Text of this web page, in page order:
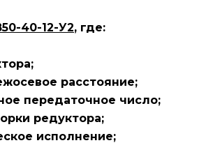
40-12-У2, где:
расстояние;
передаточное число;
редуктора;
исполнение;